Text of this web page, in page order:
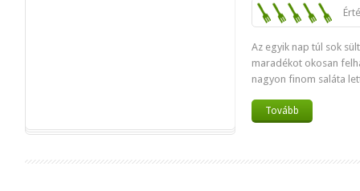
Az egyik nap túl sok
maradékot okosan
nagyon finom saláta
Tovább